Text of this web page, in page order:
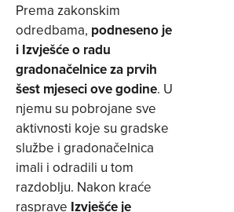
Prema zakonskim
odredbama, podneseno je
i Izvješće o radu
gradonačelnice za prvih
šest mjeseci ove godine. U
njemu su pobrojane sve
aktivnosti koje su gradske
službe i gradonačelnica
imali i odradili u tom
razdoblju. Nakon kraće
rasprave Izvješće je